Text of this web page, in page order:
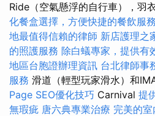
Ride（空氣懸浮的自行車），羽
化餐盒選擇，方便快捷的餐飲服務
地最值得信賴的律師 新店護理之
的照護服務 除白蟻專家，提供有
地區台胞證辦理資訊 台北律師事
服務 滑道（輕型玩家滑水）和
Page SEO優化技巧 Carnival 提
無瑕疵 唐六典專業治療 完美的